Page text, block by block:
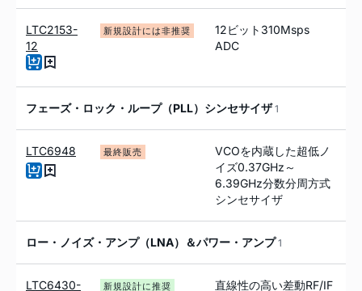
LTC2153-
12
新規設計には非推奨
12ビット310Msps
ADC
フェーズ・ロック・ループ（PLL）シンセサイザ1
LTC6948 最終販売
VCOを内蔵した超低ノ
イズ0.37GHz～
6.39GHz分数分周方式
シンセサイザ
ロー・ノイズ・アンプ（LNA）＆パワー・アンプ1
LTC6430-
新規設計に推奨
直線性の高い差動RF/IF